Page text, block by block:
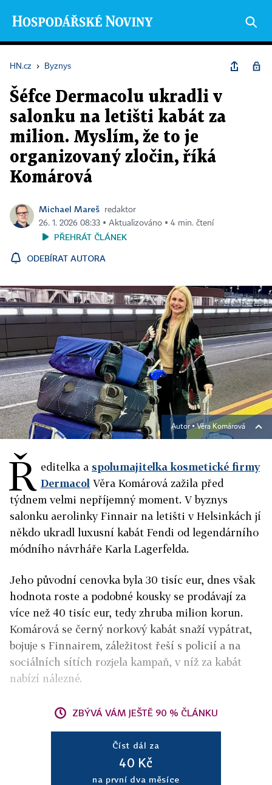
HN.cz › Byznys
Šéfce Dermacolu ukradli v
salonku na letišti kabát za
milion. Myslím, že to je
organizovaný zločin, říká
Komárová
Michael Mareš
redaktor
26. 1. 2026 08:33 ▪ Aktualizováno ▪ 4 min. čtení
PŘEHRÁT ČLÁNEK
ODEBÍRAT AUTORA
Autor ▪Věra Komárová
Ř editelka a spolumajitelka kosmetické firmy
Dermacol Věra Komárová zažila před
týdnem velmi nepříjemný moment. V byznys
salonku aerolinky Finnair na letišti v Helsinkách jí
někdo ukradl luxusní kabát Fendi od legendárního
módního návrháře Karla Lagerfelda.
Jeho původní cenovka byla 30 tisíc eur, dnes však
hodnota roste a podobné kousky se prodávají za
více než 40 tisíc eur, tedy zhruba milion korun.
Komárová se černý norkový kabát snaží vypátrat,
bojuje s Finnairem, záležitost řeší s policií a na
sociálních sítích rozjela kampaň, v níž za kabát
nabízí nálezné.
ZBÝVÁ VÁM JEŠTĚ 90 % ČLÁNKU
Číst dál za
40 Kč
na první dva měsíce